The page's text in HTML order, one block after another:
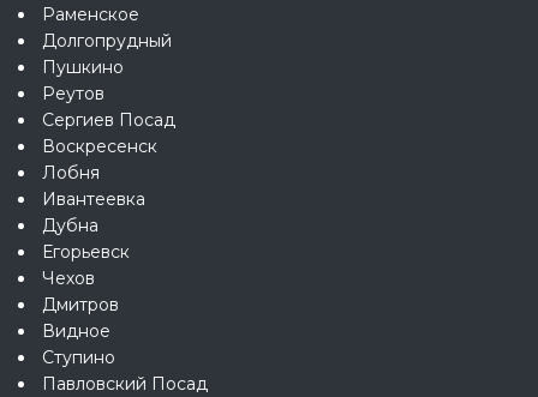
Раменское
Долгопрудный
Пушкино
Реутов
Сергиев Посад
Воскресенск
Лобня
Ивантеевка
Дубна
Егорьевск
Чехов
Дмитров
Видное
Ступино
Павловский Посад